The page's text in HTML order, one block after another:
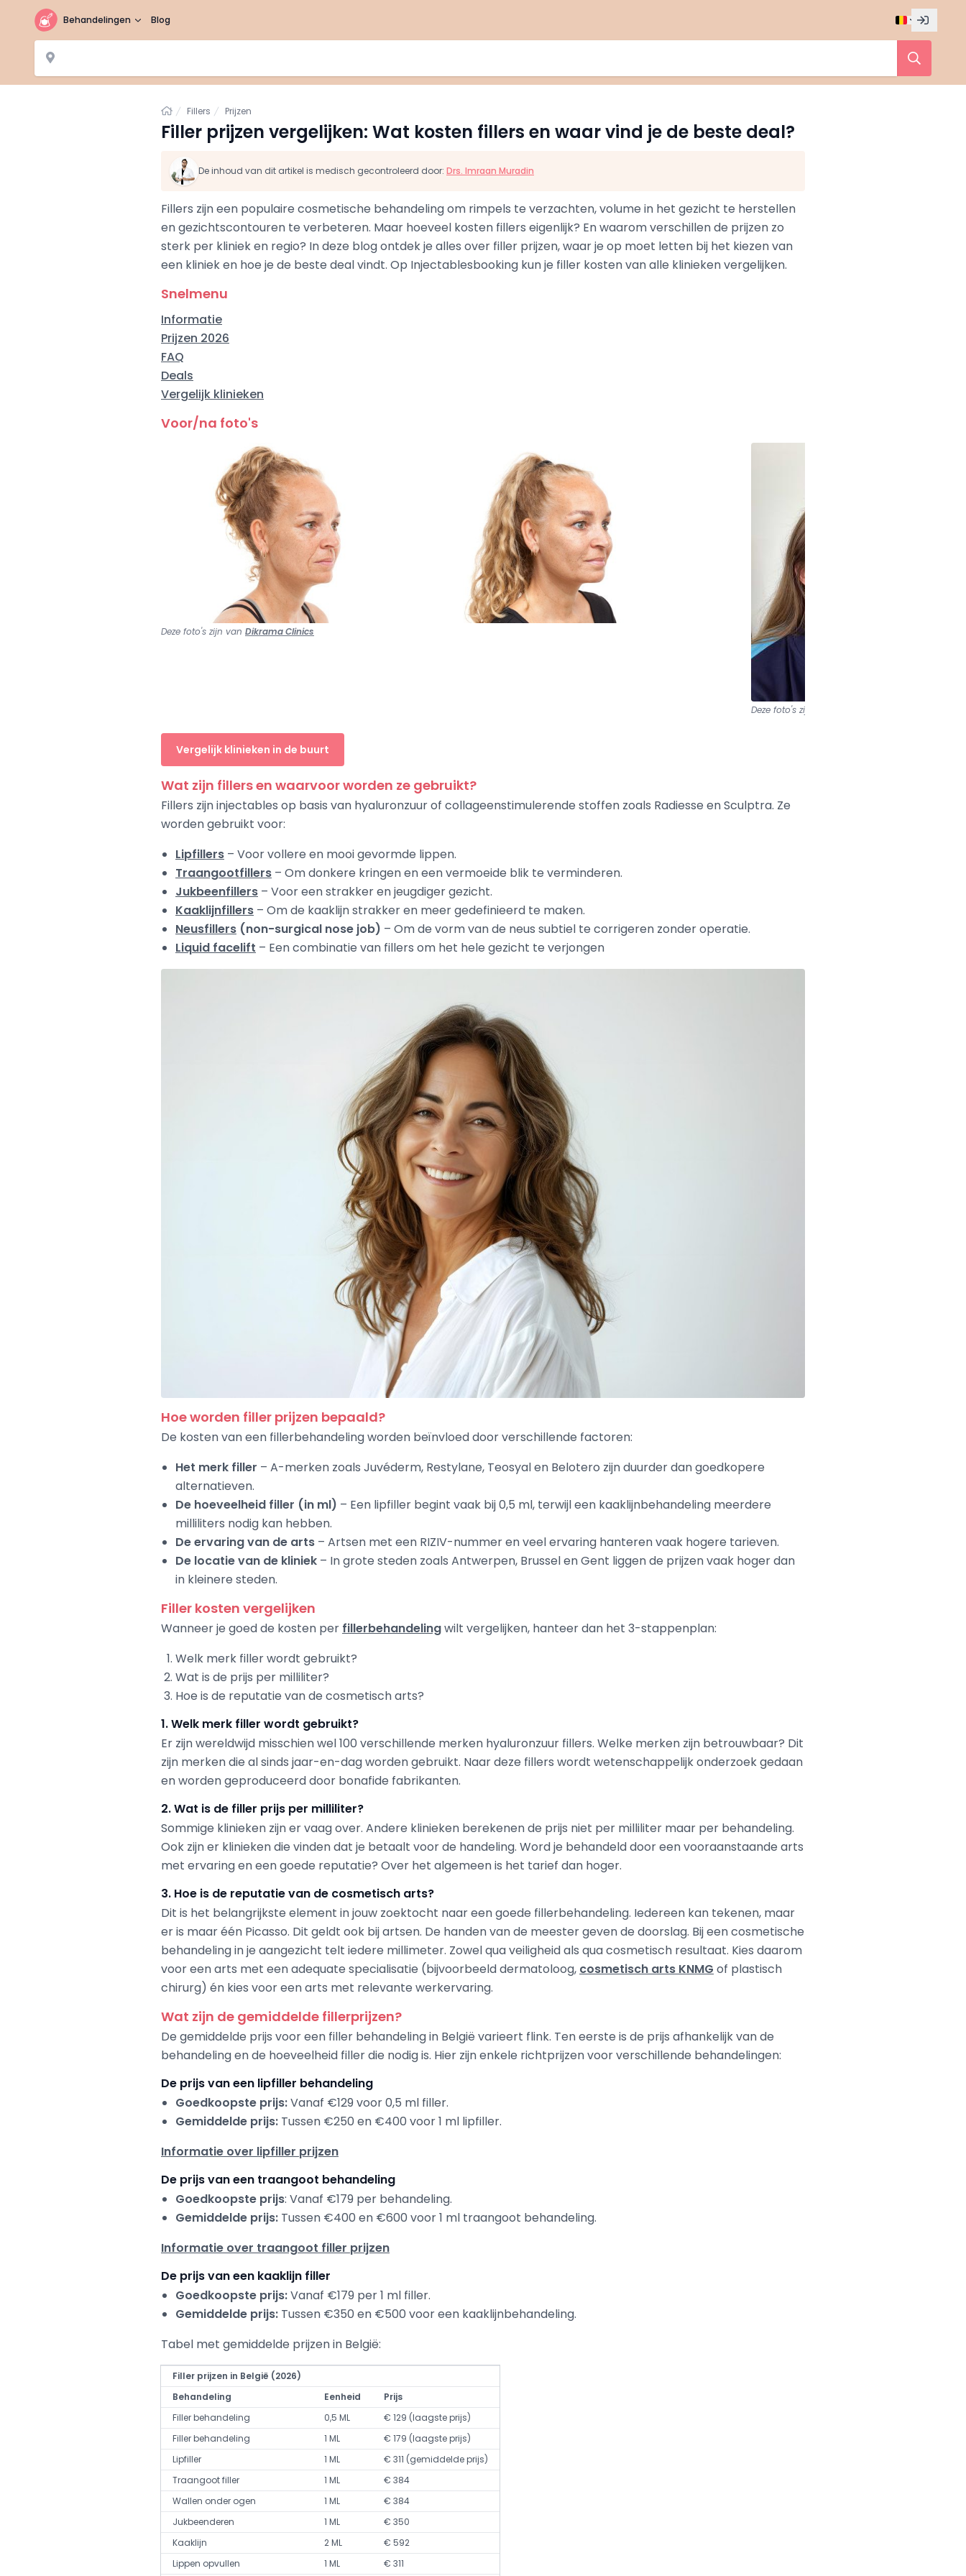
Behandelingen Blog
Home
Fillers Prijzen
Filler prijzen vergelijken: Wat kosten fillers en waar vind je de beste deal?
De inhoud van dit artikel is medisch gecontroleerd door: Drs. Imraan Muradin
Fillers zijn een populaire cosmetische behandeling om rimpels te verzachten, volume in het gezicht te herstellen
en gezichtscontouren te verbeteren. Maar hoeveel kosten fillers eigenlijk? En waarom verschillen de prijzen zo
sterk per kliniek en regio? In deze blog ontdek je alles over filler prijzen, waar je op moet letten bij het kiezen van
een kliniek en hoe je de beste deal vindt. Op Injectablesbooking kun je filler kosten van alle klinieken vergelijken.
Snelmenu
Informatie
Prijzen 2026
FAQ
Deals
Vergelijk klinieken
Voor/na foto's
Deze foto's zijn van Dikrama Clinics
Deze foto's zijn van
Vergelijk klinieken in de buurt
Wat zijn fillers en waarvoor worden ze gebruikt?
Fillers zijn injectables op basis van hyaluronzuur of collageenstimulerende stoffen zoals Radiesse en Sculptra. Ze
worden gebruikt voor:
Lipfillers – Voor vollere en mooi gevormde lippen.
Traangootfillers – Om donkere kringen en een vermoeide blik te verminderen.
Jukbeenfillers – Voor een strakker en jeugdiger gezicht.
Kaaklijnfillers – Om de kaaklijn strakker en meer gedefinieerd te maken.
Neusfillers (non-surgical nose job) – Om de vorm van de neus subtiel te corrigeren zonder operatie.
Liquid facelift – Een combinatie van fillers om het hele gezicht te verjongen
Hoe worden filler prijzen bepaald?
De kosten van een fillerbehandeling worden beïnvloed door verschillende factoren:
Het merk filler – A-merken zoals Juvéderm, Restylane, Teosyal en Belotero zijn duurder dan goedkopere
alternatieven.
De hoeveelheid filler (in ml) – Een lipfiller begint vaak bij 0,5 ml, terwijl een kaaklijnbehandeling meerdere
milliliters nodig kan hebben.
De ervaring van de arts – Artsen met een RIZIV-nummer en veel ervaring hanteren vaak hogere tarieven.
De locatie van de kliniek – In grote steden zoals Antwerpen, Brussel en Gent liggen de prijzen vaak hoger dan
in kleinere steden.
Filler kosten vergelijken
Wanneer je goed de kosten per fillerbehandelingwilt vergelijken, hanteer dan het 3-stappenplan:
Welk merk filler wordt gebruikt?
Wat is de prijs per milliliter?
Hoe is de reputatie van de cosmetisch arts?
1. Welk merk filler wordt gebruikt?
Er zijn wereldwijd misschien wel 100 verschillende merken hyaluronzuur fillers. Welke merken zijn betrouwbaar? Dit
zijn merken die al sinds jaar-en-dag worden gebruikt. Naar deze fillers wordt wetenschappelijk onderzoek gedaan
en worden geproduceerd door bonafide fabrikanten.
2. Wat is de filler prijs per milliliter?
Sommige klinieken zijn er vaag over. Andere klinieken berekenen de prijs niet per milliliter maar per behandeling.
Ook zijn er klinieken die vinden dat je betaalt voor de handeling. Word je behandeld door een vooraanstaande arts
met ervaring en een goede reputatie? Over het algemeen is het tarief dan hoger.
3. Hoe is de reputatie van de cosmetisch arts?
Dit is het belangrijkste element in jouw zoektocht naar een goede fillerbehandeling. Iedereen kan tekenen, maar
er is maar één Picasso. Dit geldt ook bij artsen. De handen van de meester geven de doorslag. Bij een cosmetische
behandeling in je aangezicht telt iedere millimeter. Zowel qua veiligheid als qua cosmetisch resultaat. Kies daarom
voor een arts met een adequate specialisatie (bijvoorbeeld dermatoloog, cosmetisch arts KNMG of plastisch
chirurg) én kies voor een arts met relevante werkervaring.
Wat zijn de gemiddelde fillerprijzen?
De gemiddelde prijs voor een filler behandeling in België varieert flink. Ten eerste is de prijs afhankelijk van de
behandeling en de hoeveelheid filler die nodig is. Hier zijn enkele richtprijzen voor verschillende behandelingen:
De prijs van een lipfiller behandeling
Goedkoopste prijs:Vanaf €129 voor 0,5 ml filler.
Gemiddelde prijs: Tussen €250 en €400 voor 1 ml lipfiller.
Informatie over lipfiller prijzen
De prijs van een traangoot behandeling
Goedkoopste prijs: Vanaf €179 per behandeling.
Gemiddelde prijs: Tussen €400 en €600 voor 1 ml traangoot behandeling.
Informatie over traangoot filler prijzen
De prijs van een kaaklijn filler
Goedkoopste prijs:Vanaf €179 per 1 ml filler.
Gemiddelde prijs: Tussen €350 en €500 voor een kaaklijnbehandeling.
Tabel met gemiddelde prijzen in België:
Filler prijzen in België (2026)
Behandeling
Eenheid
Prijs
Filler behandeling
0,5 ML
€ 129 (laagste prijs)
Filler behandeling
1 ML
€ 179 (laagste prijs)
Lipfiller
1 ML
€ 311 (gemiddelde prijs)
Traangoot filler
1 ML
€ 384
Wallen onder ogen
1 ML
€ 384
Jukbeenderen
1 ML
€ 350
Kaaklijn
2 ML
€ 592
Lippen opvullen
1 ML € 311